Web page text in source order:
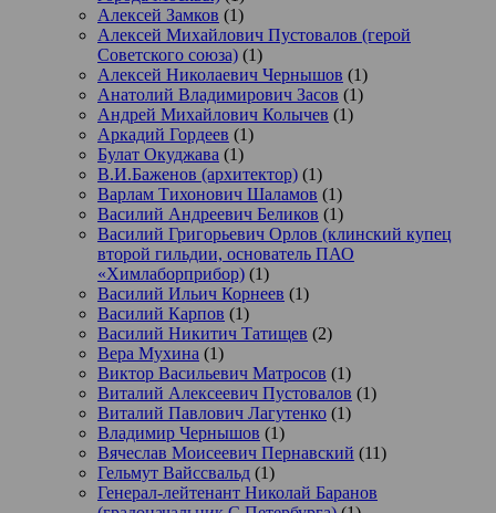
Алексей Замков (1)
Алексей Михайлович Пустовалов (герой
Советского союза) (1)
Алексей Николаевич Чернышов (1)
Анатолий Владимирович Засов (1)
Андрей Михайлович Колычев (1)
Аркадий Гордеев (1)
Булат Окуджава (1)
В.И.Баженов (архитектор) (1)
Варлам Тихонович Шаламов (1)
Василий Андреевич Беликов (1)
Василий Григорьевич Орлов (клинский купец
второй гильдии, основатель ПАО
«Химлаборприбор) (1)
Василий Ильич Корнеев (1)
Василий Карпов (1)
Василий Никитич Татищев (2)
Вера Мухина (1)
Виктор Васильевич Матросов (1)
Виталий Алексеевич Пустовалов (1)
Виталий Павлович Лагутенко (1)
Владимир Чернышов (1)
Вячеслав Моисеевич Пернавский (11)
Гельмут Вайссвальд (1)
Генерал-лейтенант Николай Баранов